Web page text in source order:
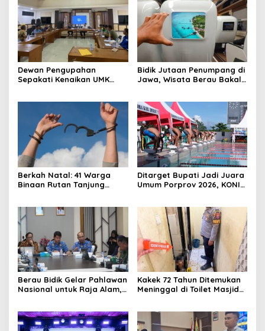
Dewan Pengupahan
Sepakati Kenaikan UMK
Bidik Jutaan Penumpang di
Jawa, Wisata Berau Bakal
Berkah Natal: 41 Warga
Binaan Rutan Tanjung
Ditarget Bupati Jadi Juara
Umum Porprov 2026, KONI
Berau Bidik Gelar Pahlawan
Nasional untuk Raja Alam,
Kakek 72 Tahun Ditemukan
Meninggal di Toilet Masjid